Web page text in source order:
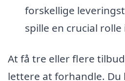
forskellige
spille en crucial
At få tre eller flere
lettere at forhandle. Du